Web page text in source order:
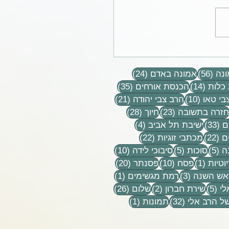
בשיעור על גבורה
(56) 56 פוסטים
אמונה באדם (24)
24 פוסטים
כלות (14) 14 פוסטים
הכנסת אורחים (35)
35 פוסטים
טאו (10) 10 פוסטים
הרב צבי יהודה (21)
21 פוסטים
חזרה בתשובה (23) 23 פוסטים
חיוך (28)
28 פוסטים
(33) 33 פוסטים
ישיבת תל אביב (4)
4 פוסטים
(22) 22 פוסטים
מכתבי זוגיות (22)
22 פוסטים
(5) 5 פוסטיםסוכות (5) 5 פוסטיםסיבוכי לידה (10)
10 פוסטים
(1) פוסט 1
פסח (10) 10 פוסטים
פסנתר (20)
20 פוסטים
השנה (3) 3 פוסטיםרמת מגשימים (1)
פוסט 1
(5) 5 פוסטיםשירת חברון (2) 2 פוסטיםשלום (26)
26 פוסטים
הרב אלי (32) 32 פוסטים
תמונות (1)
פוסט 1